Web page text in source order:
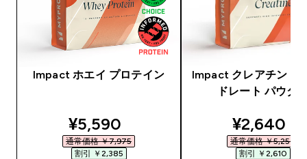
Impact ホエイ プロテイン
discounted price
¥5,590‎
通常価格 ￥7,975‎
割引 ￥2,385‎
Impact クレアチン モ
ドレート パウダ
¥2,640‎
通常価格 ￥5,250‎
割引 ￥2,610‎